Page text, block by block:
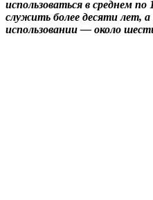
использоваться в среднем
служить более десяти лет, а
использовании — около